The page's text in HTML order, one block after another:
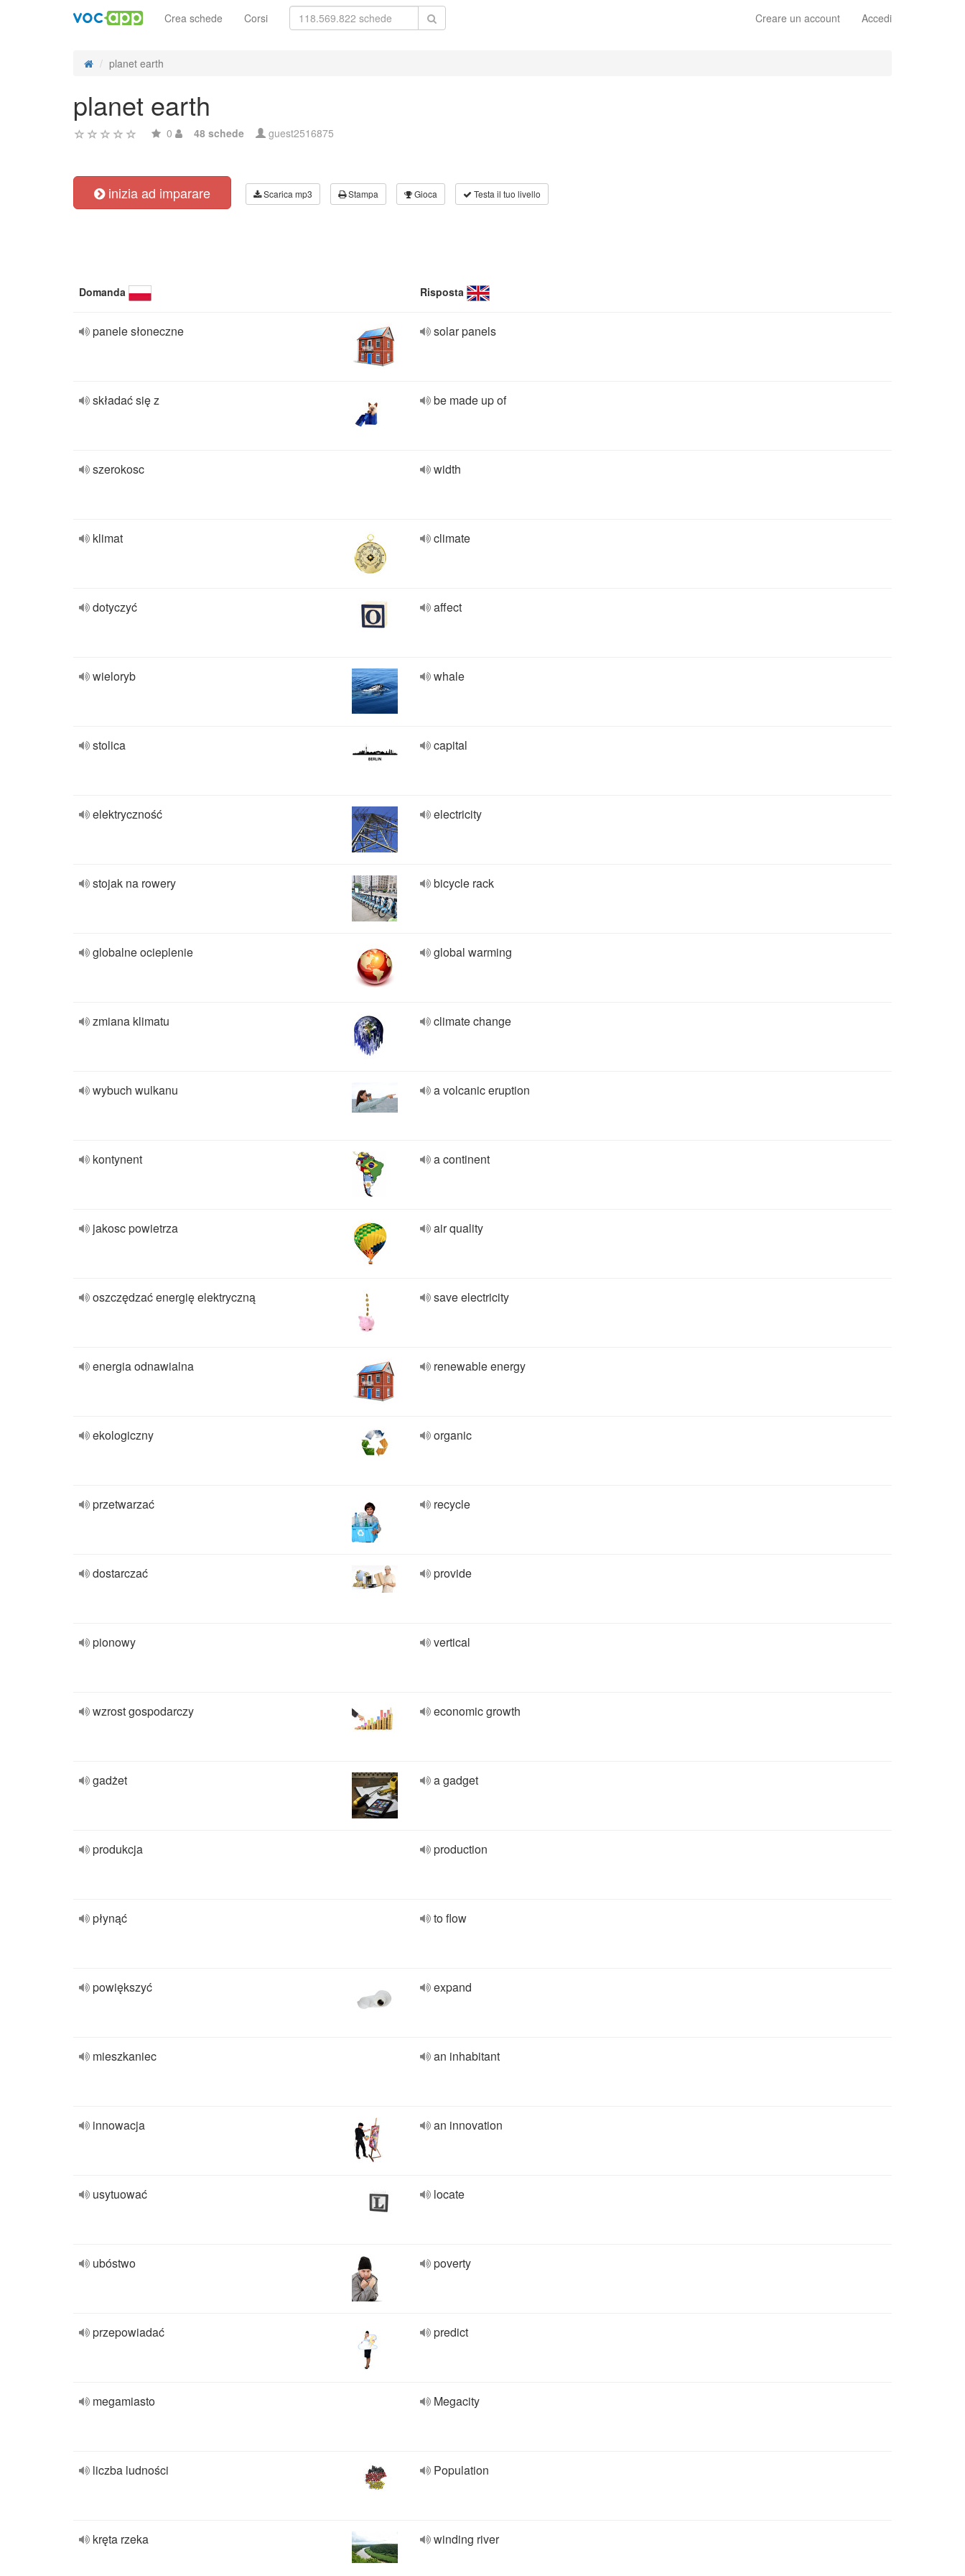
Creare un account Accedi
Crea schede Corsi
planet earth
planet earth
0 48 schede guest2516875
inizia ad imparare Scarica mp3 Stampa Gioca Testa il tuo livello
Domanda Risposta
panele słoneczne solar panels
składać się z be made up of
szerokosc width
klimat climate
dotyczyć affect
wieloryb whale
stolica capital
elektryczność electricity
stojak na rowery bicycle rack
globalne ocieplenie global warming
zmiana klimatu climate change
wybuch wulkanu a volcanic eruption
kontynent a continent
jakosc powietrza air quality
oszczędzać energię elektryczną save electricity
energia odnawialna renewable energy
ekologiczny organic
przetwarzać recycle
dostarczać provide
pionowy vertical
wzrost gospodarczy economic growth
gadżet a gadget
produkcja production
płynąć to flow
powiększyć expand
mieszkaniec an inhabitant
innowacja an innovation
usytuować locate
ubóstwo poverty
przepowiadać predict
megamiasto Megacity
liczba ludności Population
kręta rzeka winding river